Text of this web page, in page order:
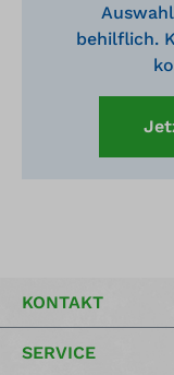
behilflich.
KONTAKT
SERVICE